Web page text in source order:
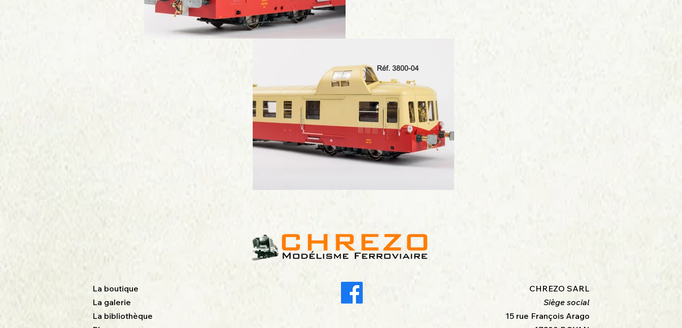
La boutique
La galerie
La bibliothèque
CHREZO SARL
Siège social
15 rue François Arago